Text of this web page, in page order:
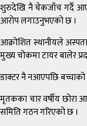
शुरुदेखि नै चेकजाँच गर्दै
आरोप लगाउनुभएको छ ।
आक्रोशित स्थानीयले
मुख्य चोकमा टायर बालेर
डाक्टर नै नआएपछि
मृतकका चार वर्षीय छोरा
समिति गठन गरिएको छ ।